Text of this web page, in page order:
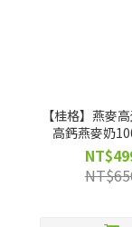
【桂格】燕麥
高鈣燕麥奶